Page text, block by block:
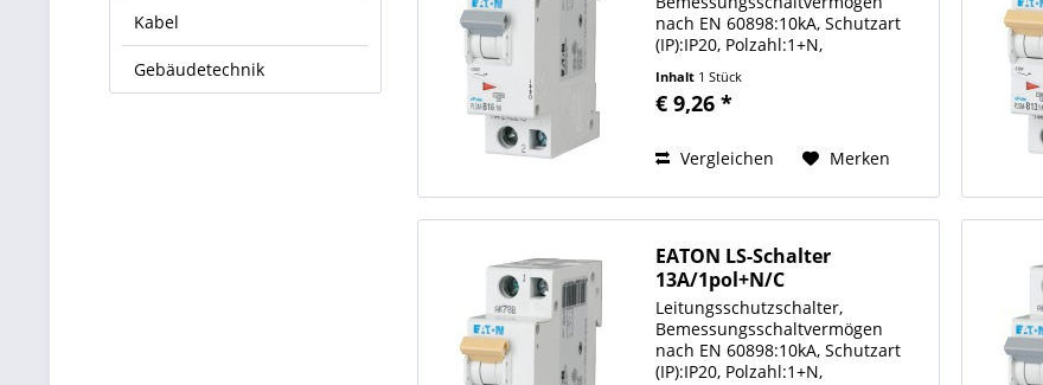
Kabel
Gebäudetechnik
nach EN 60898:10kA, Schutzart
(IP):IP20, Polzahl:1+N,
Bemessungsstrom:16A,
Frequenz:50Hz
(gesamt) 2 Bemessungsstrom 16
A...
Inhalt 1 Stück
€ 9,26 *
Vergleichen Merken
EATON LS-Schalter
13A/1pol+N/C
Leitungsschutzschalter,
Bemessungsschaltvermögen
nach EN 60898:10kA, Schutzart
(IP):IP20, Polzahl:1+N,